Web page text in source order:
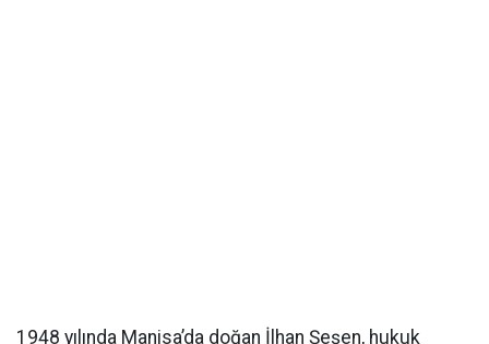
1948 yılında Manisa’da doğan İlhan Şeşen, hukuk